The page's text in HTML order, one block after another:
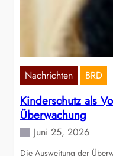
Nachrichten BRD
Kinderschutz als
Überwachung
Juni 25, 2026
Die Ausweitung der